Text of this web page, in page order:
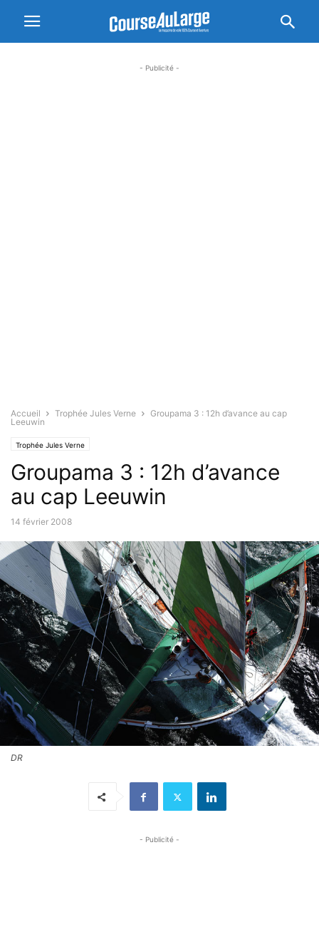
- Publicité -
Accueil Trophée Jules Verne
Groupama 3 : 12h d’avance au cap
Leeuwin
Trophée Jules Verne
Groupama 3 : 12h d’avance
au cap Leeuwin
14 février 2008
DR
- Publicité -